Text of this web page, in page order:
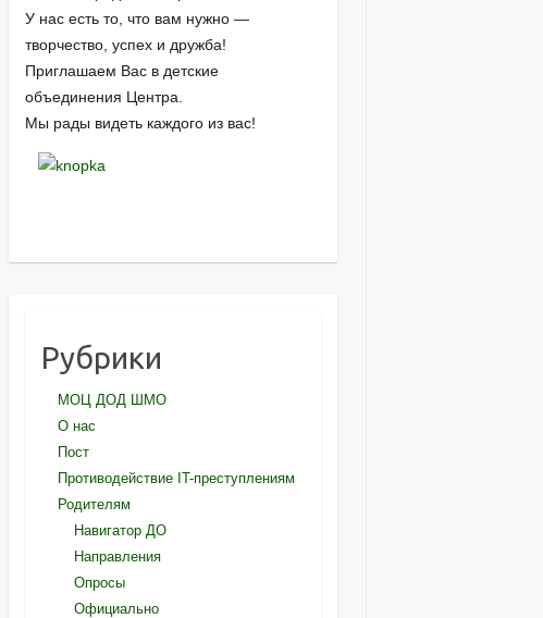
У нас есть то, что вам нужно —
творчество, успех и дружба!
Приглашаем Вас в детские
объединения Центра.
Мы рады видеть каждого из вас!
Рубрики
МОЦ ДОД ШМО
О нас
Пост
Противодействие IT-преступлениям
Родителям
Навигатор ДО
Направления
Опросы
Официально